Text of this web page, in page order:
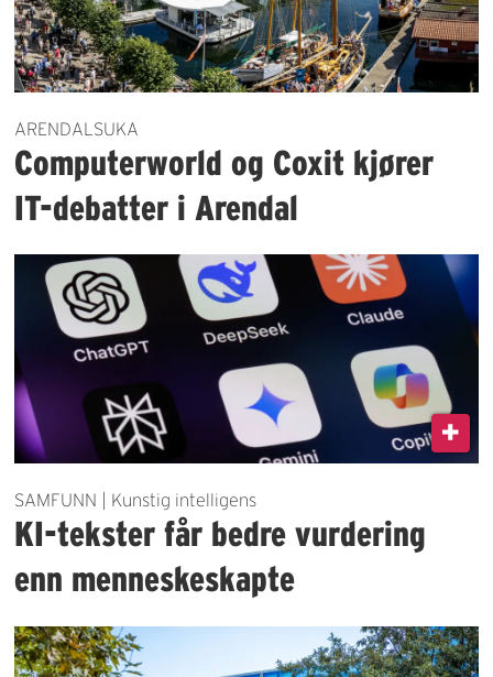
ARENDALSUKA
Computerworld og Coxit kjører
IT-debatter i Arendal
SAMFUNN | Kunstig intelligens
KI-tekster får bedre vurdering
enn menneskeskapte